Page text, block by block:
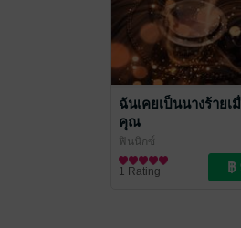
ฉันเคยเป็นนางร้ายเ
คุณ
ฟินนิกซ์
นิยายรัก
1 Rating